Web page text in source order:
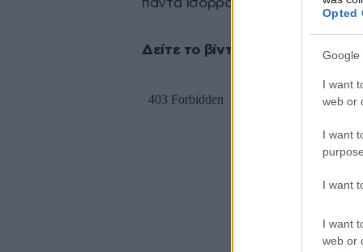
Opted
Google
I want
web or
I want
I want
I want
web or
πάντα ισορροπούν στο
Δείτε το βίντεο: